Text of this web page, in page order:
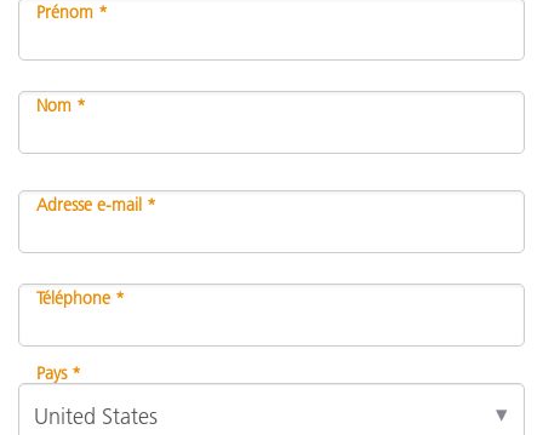
Prénom *
Nom *
Adresse e-mail *
Téléphone *
Pays *